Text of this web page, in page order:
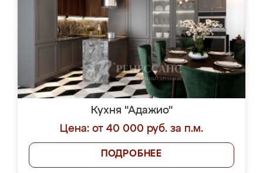
Кухня "Адажио"
Цена: от 40 000 руб. за п.м.
ПОДРОБНЕЕ